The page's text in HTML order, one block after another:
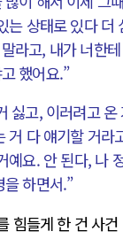
는 상태로 있다 더
라고, 내가 너한
했어요.”
싫고, 이러려고
거 다 얘기할 거라
예요. 안 된다, 나
하면서.”
힘들게 한 건 사